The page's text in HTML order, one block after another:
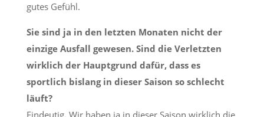
gutes Gefühl.
Sie sind ja in den letzten Monaten nicht der
einzige Ausfall gewesen. Sind die Verletzten
wirklich der Hauptgrund dafür, dass es
sportlich bislang in dieser Saison so schlecht
läuft?
Eindeutig. Wir haben ja in dieser Saison wirklich die